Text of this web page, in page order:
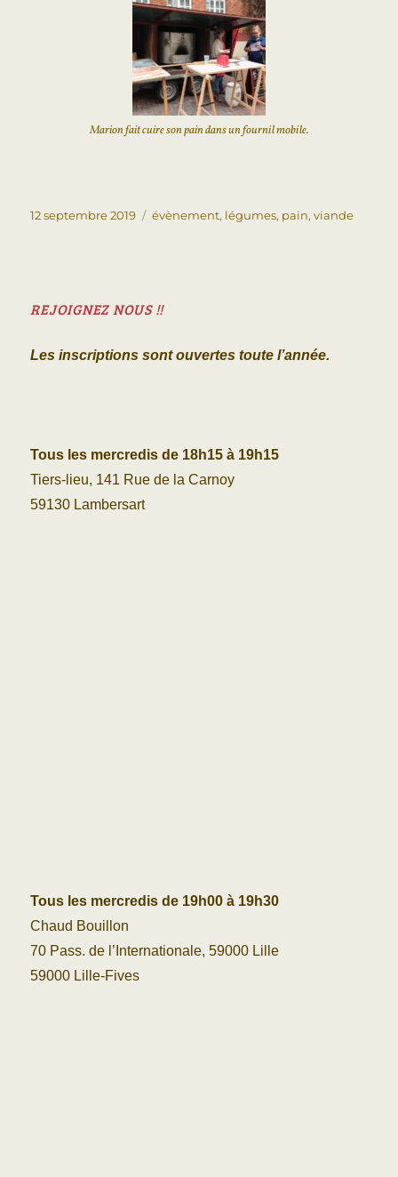
Marion fait cuire son pain dans un fournil mobile.
12 septembre 2019 évènement, légumes, pain,viande
REJOIGNEZ NOUS !!
Les inscriptions sont ouvertes toute l’année.
Tous les mercredis de 18h15 à 19h15
Tiers-lieu, 141 Rue de la Carnoy
59130 Lambersart
Tous les mercredis de 19h00 à 19h30
Chaud Bouillon
70 Pass. de l’Internationale, 59000 Lille
59000 Lille-Fives